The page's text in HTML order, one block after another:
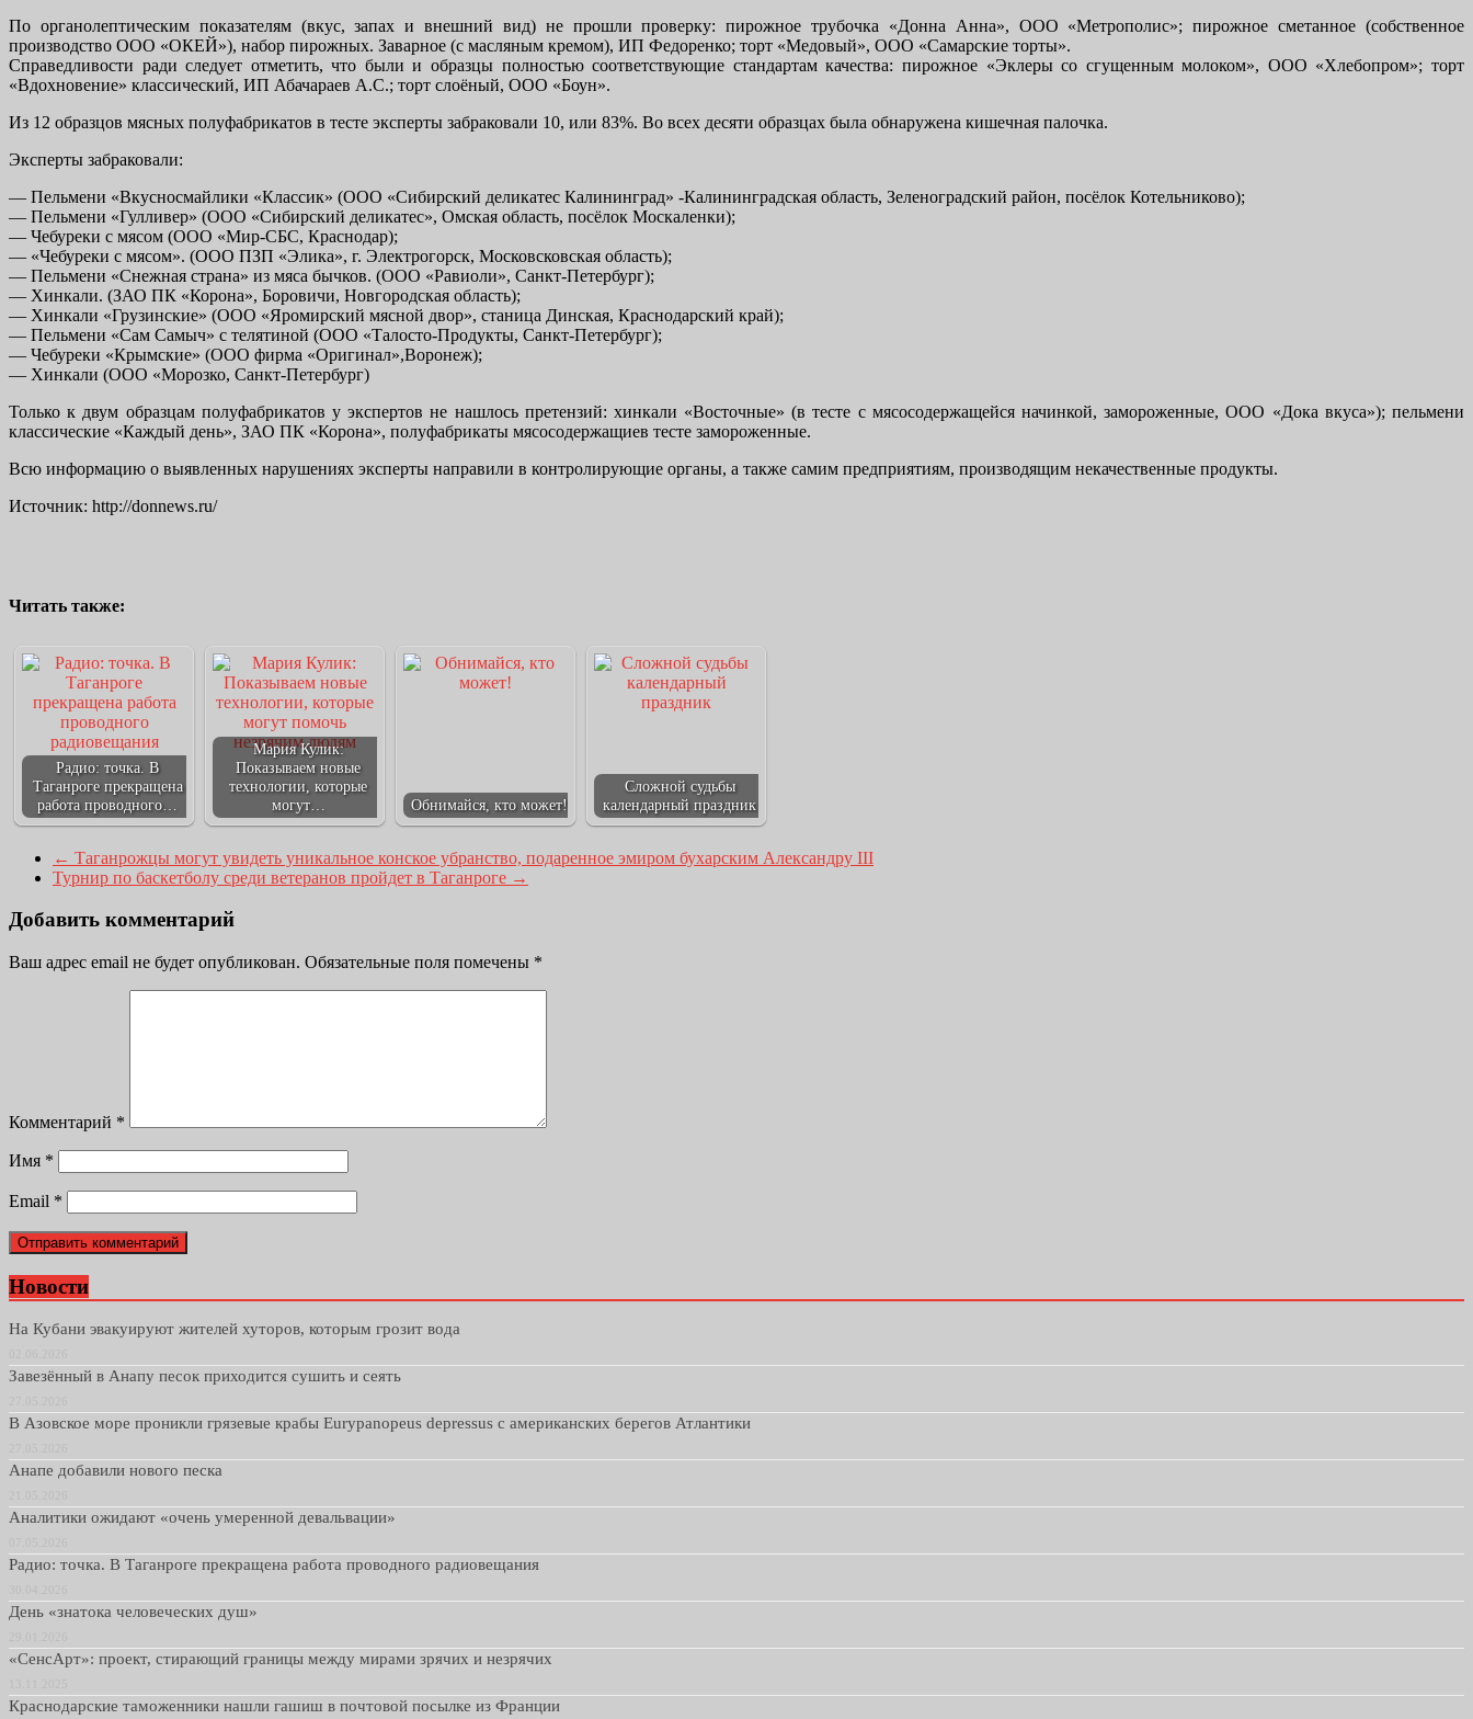
По органолептическим показателям (вкус, запах и внешний вид) не прошли проверку: пирожное трубочка «Донна Анна», ООО «Метрополис»; пирожное сметанное (собственное
производство ООО «ОКЕЙ»), набор пирожных. Заварное (с масляным кремом), ИП Федоренко; торт «Медовый», ООО «Самарские торты».
Справедливости ради следует отметить, что были и образцы полностью соответствующие стандартам качества: пирожное «Эклеры со сгущенным молоком», ООО «Хлебопром»; торт
«Вдохновение» классический, ИП Абачараев А.С.; торт слоёный, ООО «Боун».
Из 12 образцов мясных полуфабрикатов в тесте эксперты забраковали 10, или 83%. Во всех десяти образцах была обнаружена кишечная палочка.
Эксперты забраковали:
— Пельмени «Вкусносмайлики «Классик» (ООО «Сибирский деликатес Калининград» -Калининградская область, Зеленоградский район, посёлок Котельниково);
— Пельмени «Гулливер» (ООО «Сибирский деликатес», Омская область, посёлок Москаленки);
— Чебуреки с мясом (ООО «Мир-СБС, Краснодар);
— «Чебуреки с мясом». (ООО ПЗП «Элика», г. Электрогорск, Московсковская область);
— Пельмени «Снежная страна» из мяса бычков. (ООО «Равиоли», Санкт-Петербург);
— Хинкали. (ЗАО ПК «Корона», Боровичи, Новгородская область);
— Хинкали «Грузинские» (ООО «Яромирский мясной двор», станица Динская, Краснодарский край);
— Пельмени «Сам Самыч» с телятиной (ООО «Талосто-Продукты, Санкт-Петербург);
— Чебуреки «Крымские» (ООО фирма «Оригинал»,Воронеж);
— Хинкали (ООО «Морозко, Санкт-Петербург)
Только к двум образцам полуфабрикатов у экспертов не нашлось претензий: хинкали «Восточные» (в тесте с мясосодержащейся начинкой, замороженные, ООО «Дока вкуса»); пельмени
классические «Каждый день», ЗАО ПК «Корона», полуфабрикаты мясосодержащиев тесте замороженные.
Всю информацию о выявленных нарушениях эксперты направили в контролирующие органы, а также самим предприятиям, производящим некачественные продукты.
Источник: http://donnews.ru/
Читать также:
Радио: точка. В
Таганроге прекращена
работа проводного…
Мария Кулик:
Показываем новые
технологии, которые
могут…
Обнимайся, кто может!
Сложной судьбы
календарный праздник
← Таганрожцы могут увидеть уникальное конское убранство, подаренное эмиром бухарским Александру III
Турнир по баскетболу среди ветеранов пройдет в Таганроге →
Добавить комментарий
Ваш адрес email не будет опубликован. Обязательные поля помечены *
Комментарий *
Имя *
Email *
Новости
На Кубани эвакуируют жителей хуторов, которым грозит вода
Завезённый в Анапу песок приходится сушить и сеять
В Азовское море проникли грязевые крабы Eurypanopeus depressus с американских берегов Атлантики
Анапе добавили нового песка
Аналитики ожидают «очень умеренной девальвации»
Радио: точка. В Таганроге прекращена работа проводного радиовещания
День «знатока человеческих душ»
«СенсАрт»: проект, стирающий границы между мирами зрячих и незрячих
Краснодарские таможенники нашли гашиш в почтовой посылке из Франции